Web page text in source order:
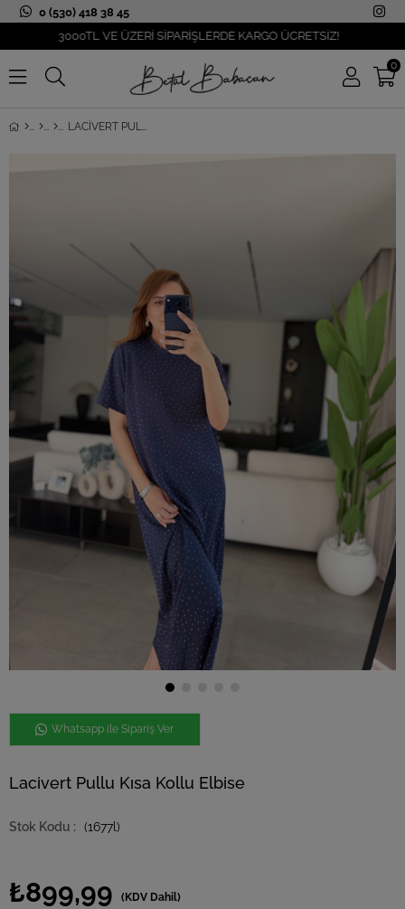
0 (530) 418 38 45
3000TL VE ÜZERİ SİPARİŞLERDE KARGO ÜCRETSİZ!
0
LACIVERT PULLU KISA KOLLU ELBISE
Whatsapp ile Sipariş Ver
Lacivert Pullu Kısa Kollu Elbise
(1677l)
₺899,99 (KDV Dahil)